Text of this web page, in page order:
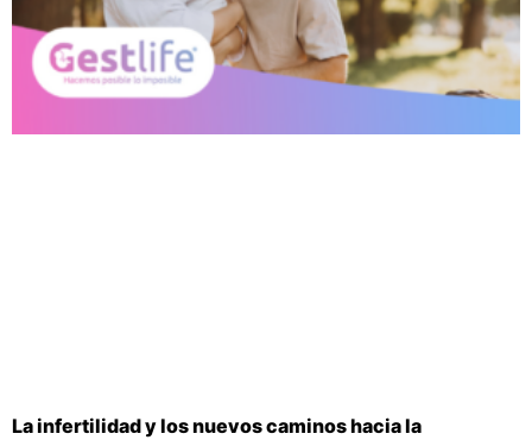
La infertilidad y los nuevos caminos hacia la